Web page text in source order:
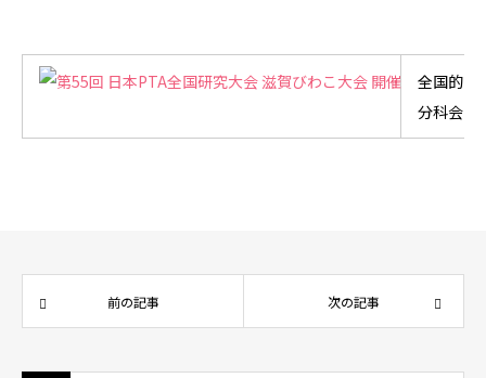
全国的な
分科会の
前の記事 次の記事